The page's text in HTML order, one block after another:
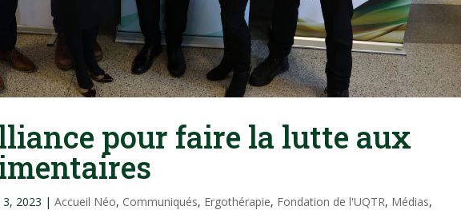
pour faire la lutte aux
3, 2023 |Accueil Néo, Communiqués, Ergothérapie, Fondation de l'UQTR, Médias,